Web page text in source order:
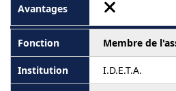
Membre de
I.D.E.T.A.